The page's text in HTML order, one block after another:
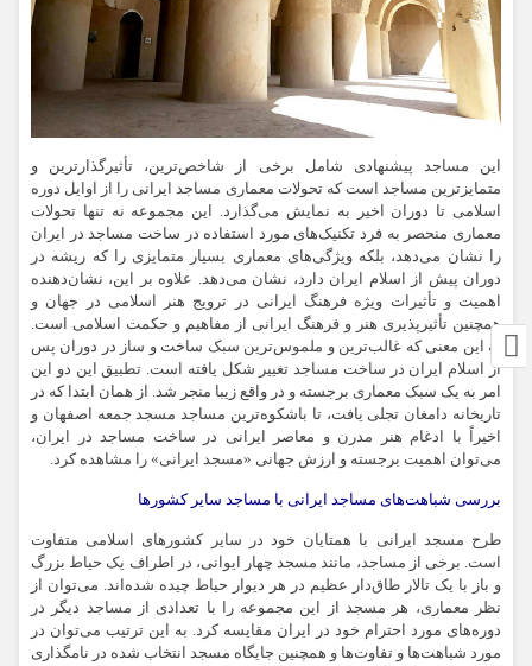
این مساجد پیشنهادی شامل برخی از شاخص‌ترین، تأثیرگذارترین و
متمایزترین مساجد است که تحولات معماری مساجد ایرانی را از اوایل دوره
اسلامی تا دوران اخیر به نمایش می‌گذارد. این مجموعه نه تنها تحولات
معماری منحصر به فرد تکنیک‌های مورد استفاده در ساخت مساجد در ایران
را نشان می‌دهد، بلکه ویژگی‌های معماری بسیار متمایزی را که ریشه در
دوران پیش از اسلام ایران دارد، نشان می‌دهد. علاوه بر این، نشان‌دهنده
اهمیت و تأثیرات ویژه فرهنگ ایرانی در ترویج هنر اسلامی در جهان و
همچنین تأثیرپذیری هنر و فرهنگ ایرانی از مفاهیم و حکمت اسلامی است.
به این معنی که غالب‌ترین و ملموس‌ترین سبک ساخت و ساز در دوران پس
از اسلام ایران در ساخت مساجد تغییر شکل یافته است. تطبیق این دو این
امر به یک سبک معماری برجسته و در واقع زیبا منجر شد. از همان ابتدا که در
تاریخانه دامغان تجلی یافت، تا باشکوه‌ترین مساجد مسجد جمعه اصفهان و
اخیراً با ادغام هنر مدرن و معاصر ایرانی در ساخت مساجد در ایران،
می‌توان اهمیت برجسته و ارزش جهانی «مسجد ایرانی» را مشاهده کرد.
بررسی شباهت‌های مساجد ایرانی با مساجد سایر کشورها
طرح مسجد ایرانی با همتایان خود در سایر کشورهای اسلامی متفاوت
است. برخی از مساجد، مانند مسجد چهار ایوانی، در اطراف یک حیاط بزرگ
و باز با یک تالار طاق‌دار عظیم در هر دیوار حیاط چیده شده‌اند. می‌توان از
نظر معماری، هر مسجد از این مجموعه را با تعدادی از مساجد دیگر در
دوره‌های مورد احترام خود در ایران مقایسه کرد. به این ترتیب می‌توان در
مورد شباهت‌ها و تفاوت‌ها و همچنین جایگاه مسجد انتخاب شده در نامگذاری